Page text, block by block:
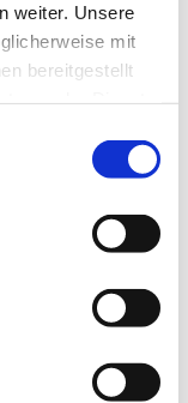
weiter. Unsere
mit
bereitgestellt
Wechsel
aktuellen
jede
die "Jobsuche